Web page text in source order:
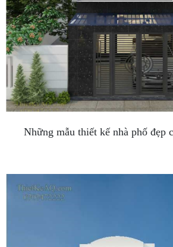
Những mẫu thiết kế nhà phố đẹp